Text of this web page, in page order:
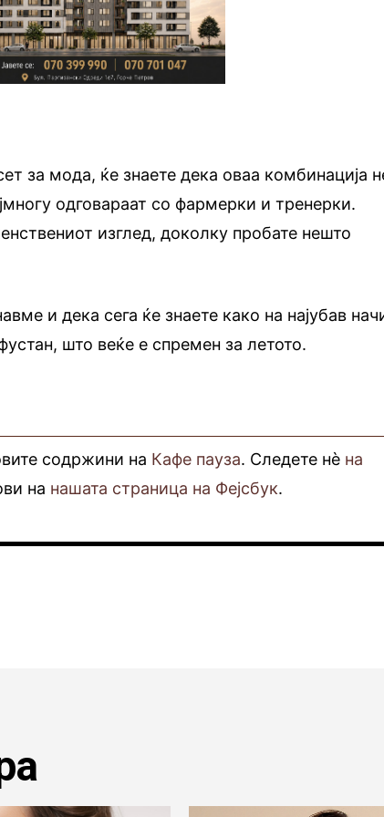
за мода, ќе знаете дека оваа комбинација
одговараат со фармерки и тренерки.
изглед, доколку пробате нешто
и дека сега ќе знаете како на најубав
што веќе е спремен за летото.
содржини на Кафе пауза. Следете нè на
на нашата страница на Фејсбук.